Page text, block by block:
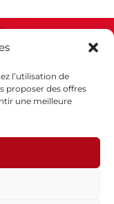
l’utilisation de
proposer des offres
une meilleure